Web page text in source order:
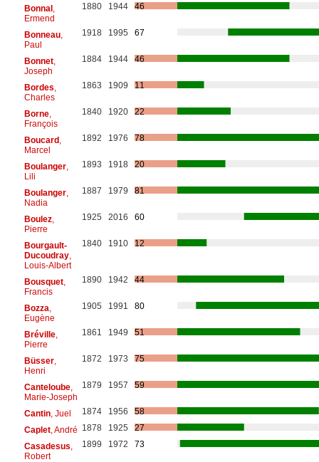
Bonnal,
Ermend
1880 1944 46
Bonneau,
Paul
1918 1995 67
Bonnet,
Joseph
1884 1944 46
Bordes
Charles
1863 1909 11
Borne,
François
1840 1920 22
Boucard,
Marcel
1892 1976 78
Boulanger,
Lili
1893 1918 20
Boulanger,
Nadia
1887 1979 81
Boulez,
Pierre
1925 2016 60
Bourgault-
Ducoudray,
Louis-Albert
1840 1910 12
Bousquet,
Francis
1890 1942 44
Bozza
Eugène
1905 1991 80
Bréville,
Pierre
1861 1949 51
Büsser,
Henri
1872 1973 75
Canteloube,
Marie-Joseph
1879 1957 59
Cantin, Juel 1874 1956
58
Caplet, André 1878 1925
27
Casadesus
Robert
1899 1972 73